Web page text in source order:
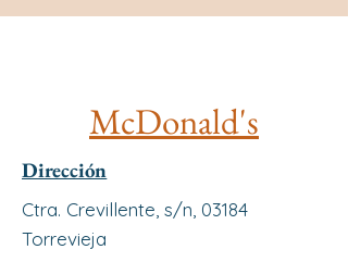
McDonald's
Dirección
Ctra. Crevillente, s/n, 03184
Torrevieja